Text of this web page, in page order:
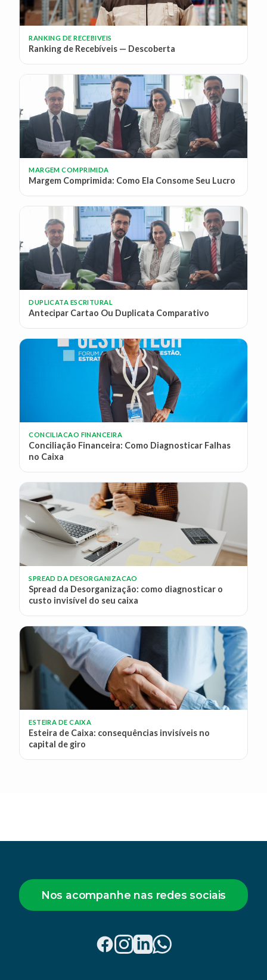
RANKING DE RECEBIVEIS
Ranking de Recebíveis — Descoberta
MARGEM COMPRIMIDA
Margem Comprimida: Como Ela Consome Seu Lucro
DUPLICATA ESCRITURAL
Antecipar Cartao Ou Duplicata Comparativo
CONCILIACAO FINANCEIRA
Conciliação Financeira: Como Diagnosticar Falhas
no Caixa
SPREAD DA DESORGANIZACAO
Spread da Desorganização: como diagnosticar o
custo invisível do seu caixa
ESTEIRA DE CAIXA
Esteira de Caixa: consequências invisíveis no
capital de giro
Nos acompanhe nas redes sociais